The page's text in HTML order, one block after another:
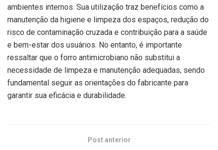
ambientes internos. Sua utilização traz benefícios como a
manutenção da higiene e limpeza dos espaços, redução do
risco de contaminação cruzada e contribuição para a saúde
e bem-estar dos usuários. No entanto, é importante
ressaltar que o forro antimicrobiano não substitui a
necessidade de limpeza e manutenção adequadas, sendo
fundamental seguir as orientações do fabricante para
garantir sua eficácia e durabilidade.
Post anterior